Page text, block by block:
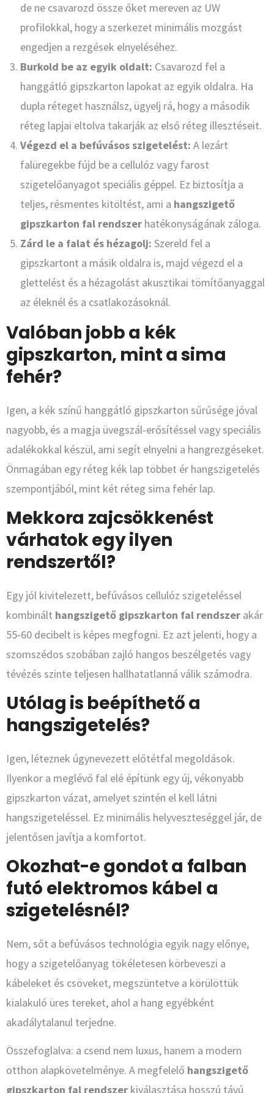
de ne csavarozd össze őket mereven az UW
profilokkal, hogy a szerkezet minimális mozgást
engedjen a rezgések elnyeléséhez.
Burkold be az egyik oldalt: Csavarozd fel a
hanggátló gipszkarton lapokat az egyik oldalra. Ha
dupla réteget használsz, ügyelj rá, hogy a második
réteg lapjai eltolva takarják az első réteg illesztéseit.
Végezd el a befúvásos szigetelést: A lezárt
falüregekbe fújd be a cellulóz vagy farost
szigetelőanyagot speciális géppel. Ez biztosítja a
teljes, résmentes kitöltést, ami a hangszigető
gipszkarton fal rendszer hatékonyságának záloga.
Zárd le a falat és hézagolj: Szereld fel a
gipszkartont a másik oldalra is, majd végezd el a
glettelést és a hézagolást akusztikai tömítőanyaggal
az éleknél és a csatlakozásoknál.
Valóban jobb a kék
gipszkarton, mint a sima
fehér?
Igen, a kék színű hanggátló gipszkarton sűrűsége jóval
nagyobb, és a magja üvegszál-erősítéssel vagy speciális
adalékokkal készül, ami segít elnyelni a hangrezgéseket.
Önmagában egy réteg kék lap többet ér hangszigetelés
szempontjából, mint két réteg sima fehér lap.
Mekkora zajcsökkenést
várhatok egy ilyen
rendszertől?
Egy jól kivitelezett, befúvásos cellulóz szigeteléssel
kombinált hangszigető gipszkarton fal rendszer akár
55-60 decibelt is képes megfogni. Ez azt jelenti, hogy a
szomszédos szobában zajló hangos beszélgetés vagy
tévézés szinte teljesen hallhatatlanná válik számodra.
Utólag is beépíthető a
hangszigetelés?
Igen, léteznek úgynevezett előtétfal megoldások.
Ilyenkor a meglévő fal elé építünk egy új, vékonyabb
gipszkarton vázat, amelyet szintén el kell látni
hangszigeteléssel. Ez minimális helyveszteséggel jár, de
jelentősen javítja a komfortot.
Okozhat-e gondot a falban
futó elektromos kábel a
szigetelésnél?
Nem, sőt a befúvásos technológia egyik nagy előnye,
hogy a szigetelőanyag tökéletesen körbeveszi a
kábeleket és csöveket, megszüntetve a körülöttük
kialakuló üres tereket, ahol a hang egyébként
akadálytalanul terjedne.
Összefoglalva: a csend nem luxus, hanem a modern
otthon alapkövetelménye. A megfelelő hangszigető
gipszkarton fal rendszer kiválasztása hosszú távú